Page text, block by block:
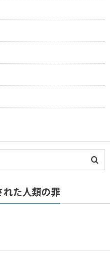
た人類の罪